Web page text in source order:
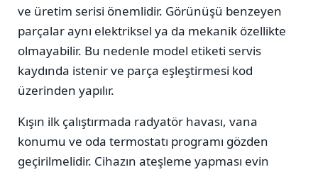
ve üretim serisi önemlidir. Görünüşü benzeyen
parçalar aynı elektriksel ya da mekanik özellikte
olmayabilir. Bu nedenle model etiketi servis
kaydında istenir ve parça eşleştirmesi kod
üzerinden yapılır.
Kışın ilk çalıştırmada radyatör havası, vana
konumu ve oda termostatı programı gözden
geçirilmelidir. Cihazın ateşleme yapması evin